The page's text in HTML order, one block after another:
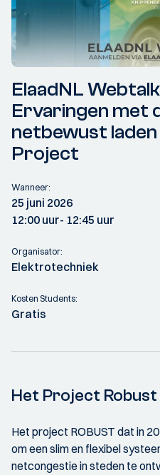
ElaadNL
Ervaringen met
netbewust
Project
Wanneer:
25 juni 2026
12:00 uur- 12:45 uur
Organisator:
Elektrotechniek
Kosten Students:
Gratis
Het Project Robust
Het project ROBUST dat in
om een slim en flexibel
netcongestie in steden te